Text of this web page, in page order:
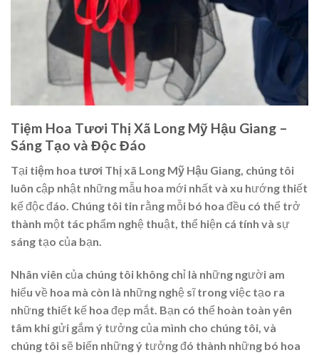
Tiệm Hoa Tươi Thị Xã Long Mỹ Hậu Giang –
Sáng Tạo và Độc Đáo
Tại tiệm hoa tươi Thị xã Long Mỹ Hậu Giang, chúng tôi
luôn cập nhật những mẫu hoa mới nhất và xu hướng thiết
kế độc đáo. Chúng tôi tin rằng mỗi bó hoa đều có thể trở
thành một tác phẩm nghệ thuật, thể hiện cá tính và sự
sáng tạo của bạn.
Nhân viên của chúng tôi không chỉ là những người am
hiểu về hoa mà còn là những nghệ sĩ trong việc tạo ra
những thiết kế hoa đẹp mắt. Bạn có thể hoàn toàn yên
tâm khi gửi gắm ý tưởng của mình cho chúng tôi, và
chúng tôi sẽ biến những ý tưởng đó thành những bó hoa